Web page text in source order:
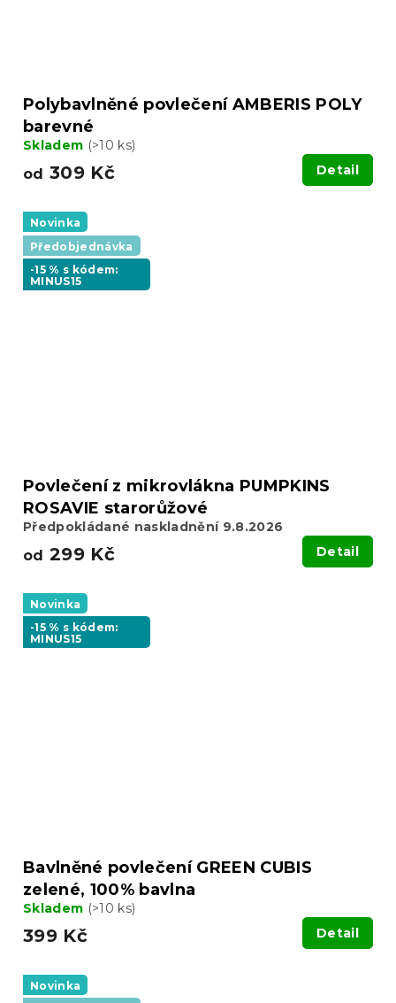
Polybavlněné povlečení AMBERIS POLY
barevné
Skladem (>10 ks)
od 309 Kč Detail
Novinka
Předobjednávka
-15 % s kódem:
MINUS15
Povlečení z mikrovlákna PUMPKINS
ROSAVIE starorůžové
Předpokládané naskladnění 9.8.2026
od 299 Kč Detail
Novinka
-15 % s kódem:
MINUS15
Bavlněné povlečení GREEN CUBIS
zelené, 100% bavlna
Skladem (>10 ks)
399 Kč Detail
Novinka